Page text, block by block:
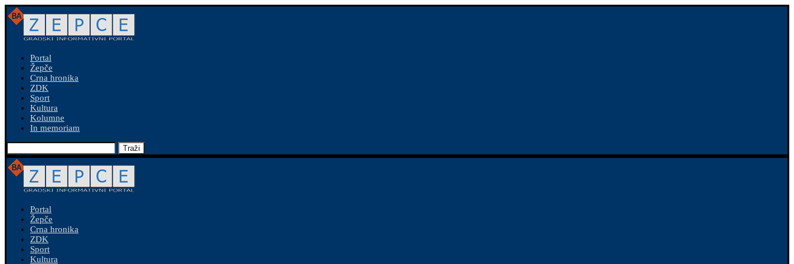
Portal
Žepče
Crna hronika
ZDK
Sport
Kultura
Kolumne
In memoriam
Traži
Portal
Žepče
Crna hronika
ZDK
Sport
Kultura